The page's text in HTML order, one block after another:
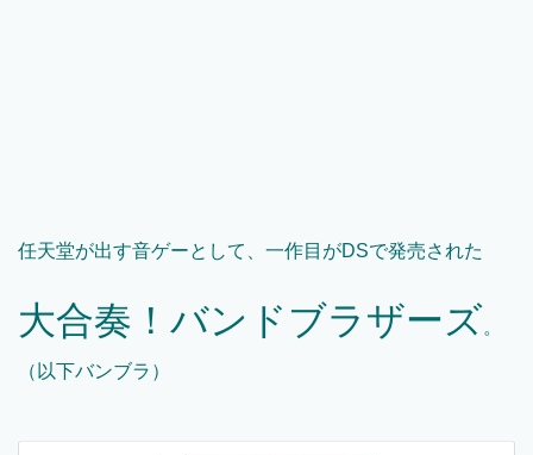
任天堂が出す音ゲーとして、一作目がDSで発売された
大合奏！バンドブラザーズ。
（以下バンブラ）